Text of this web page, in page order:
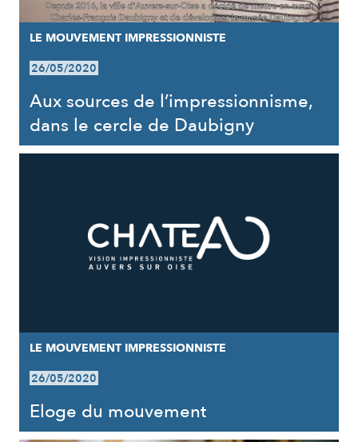
LE MOUVEMENT IMPRESSIONNISTE
26/05/2020
Aux sources de l’impressionnisme,
dans le cercle de Daubigny
LE MOUVEMENT IMPRESSIONNISTE
26/05/2020
Eloge du mouvement